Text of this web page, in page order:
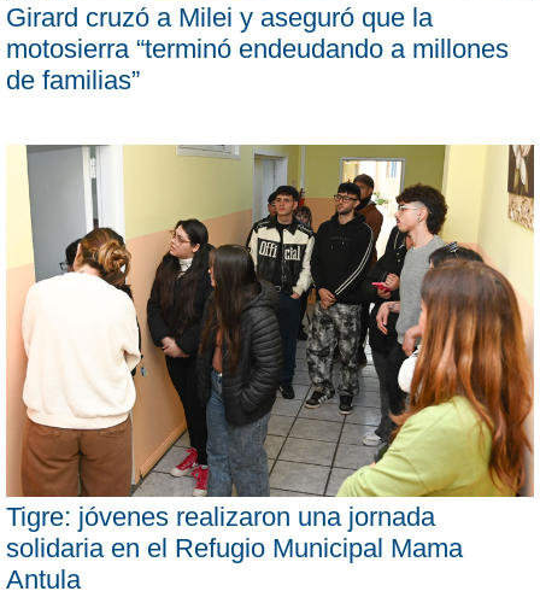
Girard cruzó a Milei y aseguró que la
motosierra “terminó endeudando a millones
de familias”
Tigre: jóvenes realizaron una jornada
solidaria en el Refugio Municipal Mama
Antula